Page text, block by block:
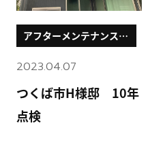
つくば市H様邸 10年
点検
アフターメンテナンスブ
2023.04.07